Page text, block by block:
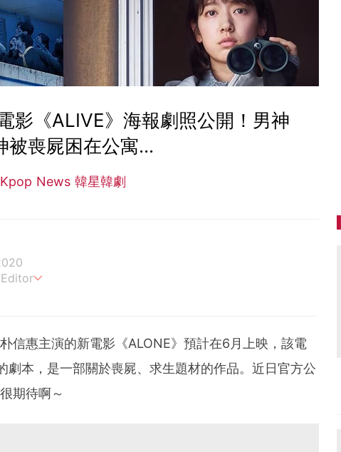
影《ALIVE》海報劇照公開！男神
被喪屍困在公寓...
Kpop News 韓星韓劇
信惠主演的新電影《ALONE》預計在6月上映， 該電
本，是一部關於喪屍、求生題材的作品。近日官方公
期待啊～